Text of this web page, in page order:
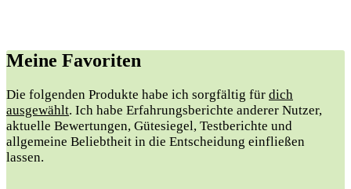
Meine Favoriten
Die folgenden Produkte habe‌ ich⁢ sorgfältig für dich
ausgewählt. Ich habe Erfahrungsberichte anderer Nutzer,
aktuelle Bewertungen,‌ Gütesiegel, Testberichte ‌und
allgemeine Beliebtheit in die Entscheidung einfließen
lassen.